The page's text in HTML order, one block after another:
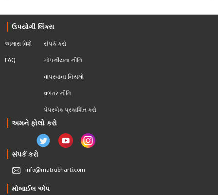
ઉપયોગી લિંક્સ
અમારા વિશે
FAQ
સંપર્ક કરો
ગોપનીયતા નીતિ
વાપરવાના નિયમો
વળતર નીતિ
પેપરબેક પ્રકાશિત કરો
અમને ફોલો કરો
સંપર્ક કરો
info@matrubharti.com
મોબાઈલ એપ